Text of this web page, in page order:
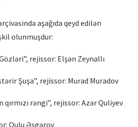
aşağıda qeyd edilən
olunmuşdur:
rejissor: Elşən Zeynallı
Şuşa”, rejissor: Murad Muradov
rəngi”, rejissor: Azər Quliyev
Qulu Əsgərov